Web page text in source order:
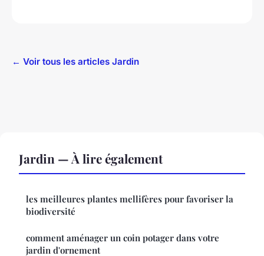
← Voir tous les articles Jardin
Jardin — À lire également
les meilleures plantes mellifères pour favoriser la
biodiversité
comment aménager un coin potager dans votre
jardin d'ornement